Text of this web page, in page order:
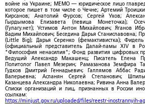
войне на Украине; МЕМО — юридическое лицо
которое пишет в том числе о Чечне; Артемий
Кирсанов; Анатолий Фурсов; Сергей Ухов;
Гырдымова Елизавета (певица Монеточка);
(Гулагу.нет); Устимов Антон Михайлович; Яганов
Вадим Михайлович; Беседина Дарья Станиславовна;
(Little Big); Дарья Серенко (фемактивистка);
(официальный представитель Далай-ламы XIV в
"Философия ненасилия"; Фонд развития цифровых
Ведущий Александр Макашенц; Писатель Елена
Политолог Павел Мезерин; Рамазанова Земфира
Гудков Дмитрий Геннадьевич; Галлямов Аббас
Валерьевна; Асланян Сергей Степанович;
Казанцева Александра Николаевна; Ривина Анна
Списки организаций и лиц, признанных в России
ссылкам:
https://minjust.gov.ru/uploaded/files/reestr-inostrannyih-